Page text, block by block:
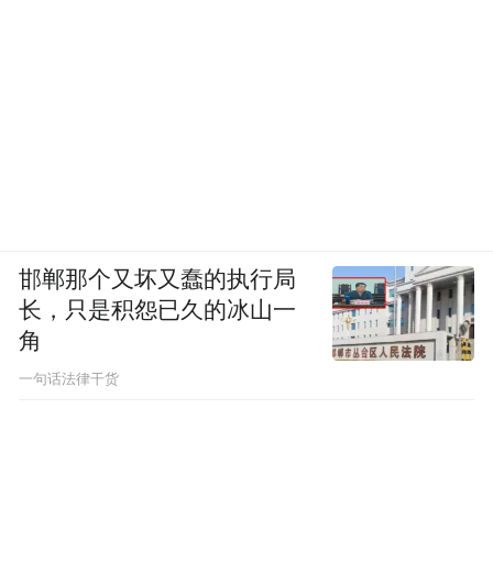
邯郸那个又坏又蠢的执行局
长，只是积怨已久的冰山一
角
一句话法律干货